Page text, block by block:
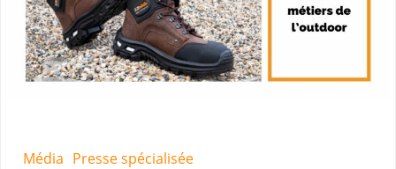
Média Presse spécialisée